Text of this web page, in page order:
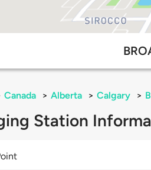
Canada > Alberta > Calgary >
Station